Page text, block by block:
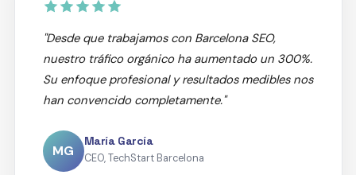
"Desde que trabajamos con Barcelona SEO,
nuestro tráfico orgánico ha aumentado un 300%.
Su enfoque profesional y resultados medibles nos
han convencido completamente."
MG
María García
CEO, TechStart Barcelona